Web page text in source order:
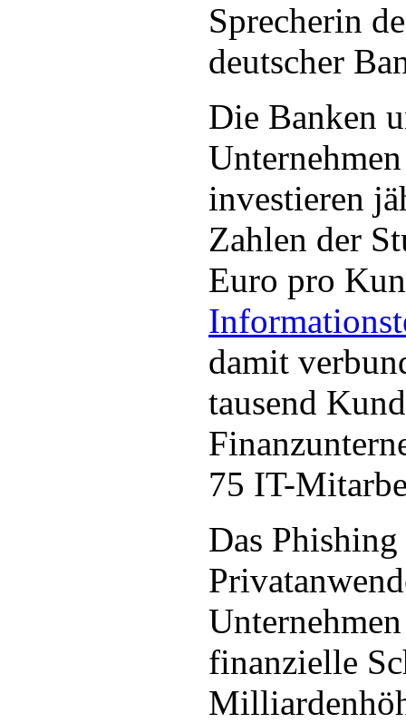
Sprecherin
deutscher
Die Banken
investieren
Zahlen der
Euro pro
damit
tausend
75 IT-
Das
finanzielle